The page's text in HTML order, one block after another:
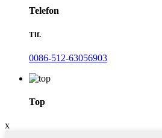
Telefon
Tlf.
0086-512-63056903
Top
x